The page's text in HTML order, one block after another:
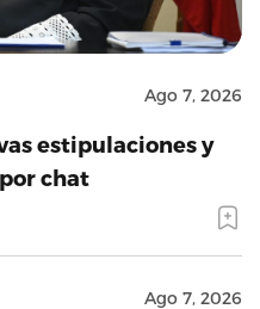
Ago 7, 2026
estipulaciones y
chat
Ago 7, 2026